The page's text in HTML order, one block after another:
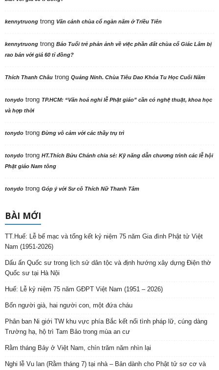
kennytruong trong Vãn cảnh chùa cổ ngàn năm ở Triều Tiên
kennytruong trong Báo Tuổi trẻ phản ảnh về việc phần đất chùa cổ Giác Lâm bị
rao bán với giá 60 tỉ đồng?
Thích Thanh Châu trong Quảng Ninh. Chùa Tiêu Dao Khóa Tu Học Cuối Năm
tonydo trong TP.HCM: “Văn hoá nghi lễ Phật giáo” cần có nghệ thuật, khoa học
và hợp thời
tonydo trong Đừng vô cảm với các thầy trụ trì
tonydo trong HT.Thích Bửu Chánh chia sẻ: Kỹ năng dẫn chương trình các lễ hội
Phật giáo Nam tông
tonydo trong Góp ý với Sư cô Thích Nữ Thanh Tâm
BÀI MỚI
TT.Huế: Lễ bế mạc và tổng kết kỷ niệm 75 năm Gia đình Phật tử Việt
Nam (1951-2026)
Dấu ấn Quốc sư trong lịch sử dân tộc và định hướng xây dựng Điện thờ
Quốc sư tại Hà Nội
Huế: Lễ kỷ niệm 75 năm GĐPT Việt Nam (1951 – 2026)
Bốn người già, hai người con, một đứa cháu
Phân ban Ni giới TW khu vực phía Bắc kết nối tình pháp lữ, cúng dàng
Trường hạ, hộ trì Tam Bảo trong mùa an cư
Rằm tháng Bảy ở Việt Nam, chín trăm năm nhìn lại
Nghi lễ Vu lan (Rằm tháng 7) tại nhà – Bản dành cho Phật tử sơ cơ và